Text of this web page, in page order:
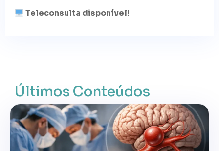
Teleconsulta disponível!
Últimos Conteúdos